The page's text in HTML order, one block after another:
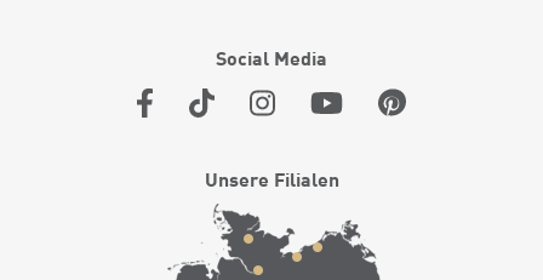
Social Media
Unsere Filialen